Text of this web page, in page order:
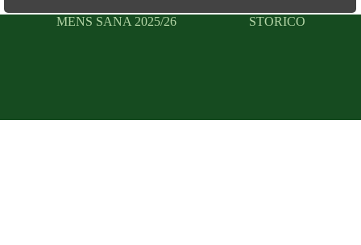
MENS SANA 2025/26 STORICO